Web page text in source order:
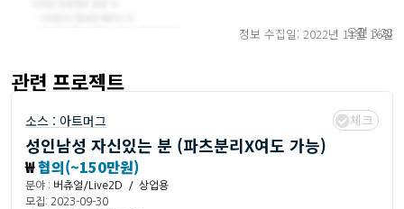
정보 수집일: 2022년 11월 16일
오전 3:28
관련 프로젝트
소스 : 아트머그 체크
성인남성 자신있는 분 (파츠분리X여도 가능)
₩협의(~150만원)
분야 : 버츄얼/Live2D / 상업용
모집: 2023-09-30